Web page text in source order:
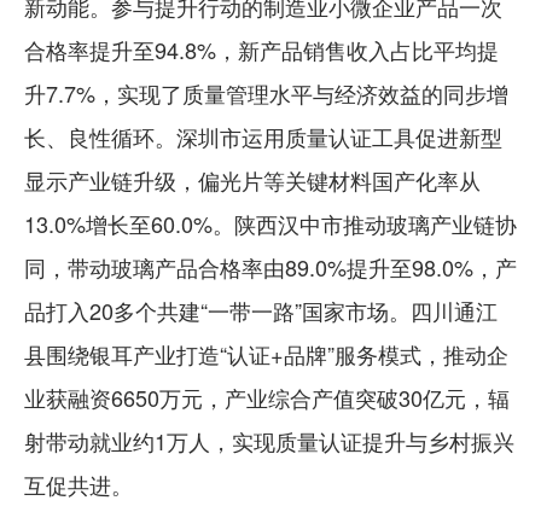
合格率提升至94.8%，新产品销售收入占比平均提
升7.7%，实现了质量管理水平与经济效益的同步增
长、良性循环。深圳市运用质量认证工具促进新型
显示产业链升级，偏光片等关键材料国产化率从
13.0%增长至60.0%。陕西汉中市推动玻璃产业链协
同，带动玻璃产品合格率由89.0%提升至98.0%，产
品打入20多个共建“一带一路”国家市场。四川通江
县围绕银耳产业打造“认证+品牌”服务模式，推动企
业获融资6650万元，产业综合产值突破30亿元，辐
射带动就业约1万人，实现质量认证提升与乡村振兴
互促共进。